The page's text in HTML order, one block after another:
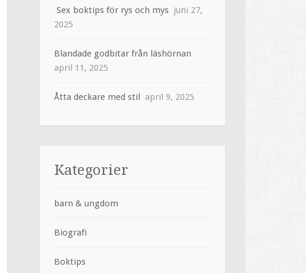
Sex boktips för rys och mys juni 27,
2025
Blandade godbitar från läshörnan
april 11, 2025
Åtta deckare med stil april 9, 2025
Kategorier
barn & ungdom
Biografi
Boktips